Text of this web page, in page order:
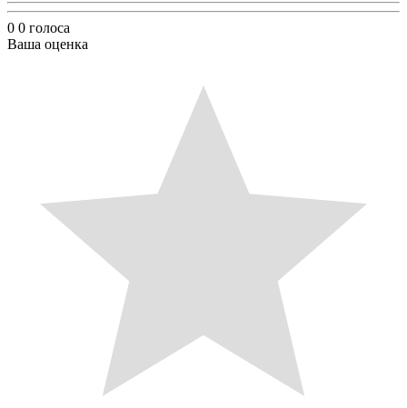
0 0 голоса
Ваша оценка